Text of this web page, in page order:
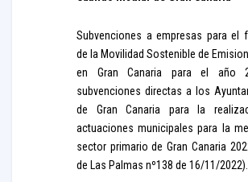
Subvenciones a empresas para el
de la Movilidad Sostenible de
en Gran Canaria para el año
subvenciones directas a los
de Gran Canaria para la
actuaciones municipales para la
sector primario de Gran Canaria
de Las Palmas nº138 de 16/11/2022).